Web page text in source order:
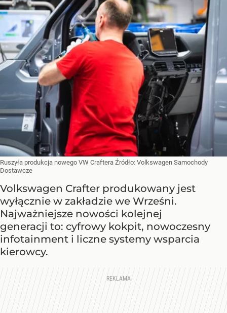
Ruszyła produkcja nowego VW Craftera Źródło: Volkswagen Samochody
Dostawcze
Volkswagen Crafter produkowany jest
wyłącznie w zakładzie we Wrześni.
Najważniejsze nowości kolejnej
generacji to: cyfrowy kokpit, nowoczesny
infotainment i liczne systemy wsparcia
kierowcy.